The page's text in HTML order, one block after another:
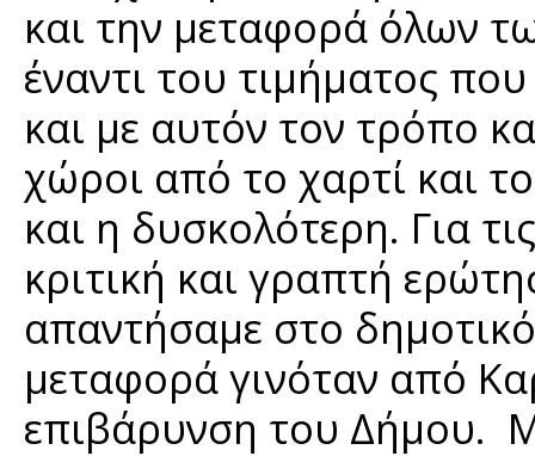
και την μεταφορά όλων
έναντι του τιμήματος
και με αυτόν τον τρόπο
χώροι από το χαρτί και
και η δυσκολότερη. Για
κριτική και γραπτή
απαντήσαμε στο
μεταφορά γινόταν από
επιβάρυνση του Δήμου.